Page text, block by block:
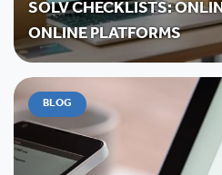
SOLV CHECKLISTS:
ONLINE PLATFORMS
BLOG